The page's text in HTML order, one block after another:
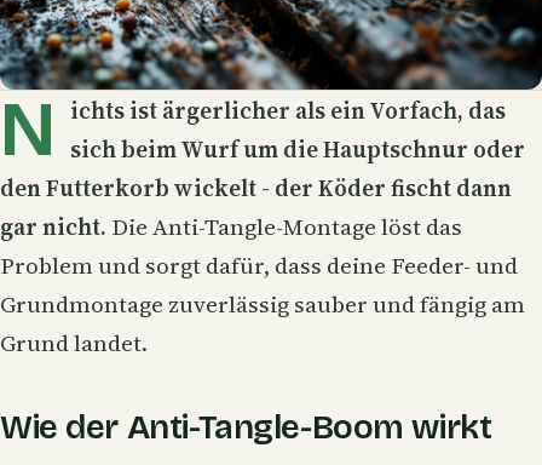
N
ichts ist ärgerlicher als ein Vorfach, das
sich beim Wurf um die Hauptschnur oder
denFutterkorbwickelt - der Köder fischt dann
gar nicht. Die Anti-Tangle-Montage löst das
Problem und sorgt dafür, dass deine Feeder- und
Grundmontage zuverlässig sauber und fängig am
Grund landet.
Wie der Anti-Tangle-Boom wirkt